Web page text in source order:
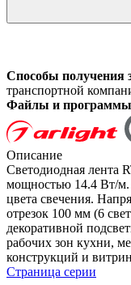
Способы получения
транспортной
Файлы и программы
Описание
Светодиодная лента
мощностью 14.4 Вт/
цвета свечения.
отрезок 100 мм (6
декоративной
рабочих зон кухни,
конструкций и
Страница серии